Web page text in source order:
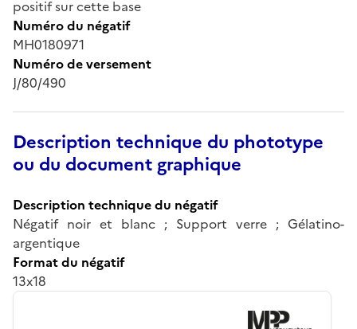
positif sur cette base
Numéro du négatif
MH0180971
Numéro de versement
J/80/490
Description technique du phototype
ou du document graphique
Description technique du négatif
Négatif noir et blanc ; Support verre ; Gélatino-
argentique
Format du négatif
13x18